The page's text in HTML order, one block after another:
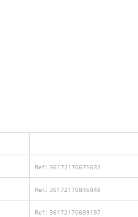
Ref.: 36172170671632
Ref.: 36172170846048
Ref.: 36172170699197